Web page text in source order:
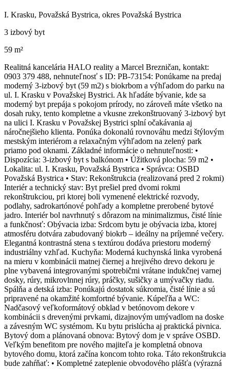
I. Krasku, Považská Bystrica, okres Považská Bystrica
3 izbový byt
59 m²
Realitná kancelária HALO reality a Marcel Brezničan, kontakt:
0903 379 488, nehnuteľnosť s ID: PB-73154: Ponúkame na predaj
moderný 3-izbový byt (59 m2) s biokrbom a výhľadom do parku na
ul. I. Krasku v Považskej Bystrici. Ak hľadáte bývanie, kde sa
moderný byt prepája s pokojom prírody, no zároveň máte všetko na
dosah ruky, tento kompletne a vkusne zrekonštruovaný 3-izbový byt
na ulici I. Krasku v Považskej Bystrici splní očakávania aj
náročnejšieho klienta. Ponúka dokonalú rovnováhu medzi štýlovým
mestským interiérom a relaxačným výhľadom na zelený park
priamo pod oknami. Základné informácie o nehnuteľnosti: •
Dispozícia: 3-izbový byt s balkónom • Úžitková plocha: 59 m2 •
Lokalita: ul. I. Krasku, Považská Bystrica • Správca: OSBD
Považská Bystrica • Stav: Rekonštrukcia (realizovaná pred 2 rokmi)
Interiér a technický stav: Byt prešiel pred dvomi rokmi
rekonštrukciou, pri ktorej boli vymenené elektrické rozvody,
podlahy, sadrokartónové pohľady a kompletne prerobené bytové
jadro. Interiér bol navrhnutý s dôrazom na minimalizmus, čisté línie
a funkčnosť: Obývacia izba: Srdcom bytu je obývacia izba, ktorej
atmosféru dotvára zabudovaný biokrb – ideálny na príjemné večery.
Elegantná kontrastná stena s textúrou dodáva priestoru moderný
industriálny vzhľad. Kuchyňa: Moderná kuchynská linka vyrobená
na mieru v kombinácii matnej čiernej a hrejivého drevo dekoru je
plne vybavená integrovanými spotrebičmi vrátane indukčnej varnej
dosky, rúry, mikrovlnnej rúry, práčky, sušičky a umývačky riadu.
Spálňa a detská izba: Ponúkajú dostatok súkromia, čisté línie a sú
pripravené na okamžité komfortné bývanie. Kúpeľňa a WC:
Nadčasový veľkoformátový obklad v betónovom dekore v
kombinácii s drevenými prvkami, dizajnovým umývadlom na doske
a závesným WC systémom. Ku bytu prislúcha aj praktická pivnica.
Bytový dom a plánovaná obnova: Bytový dom je v správe OSBD.
Veľkým benefitom pre nového majiteľa je kompletná obnova
bytového domu, ktorá začína koncom tohto roka. Táto rekonštrukcia
bude zahŕňať: • Kompletné zateplenie obvodového plášťa (výrazná